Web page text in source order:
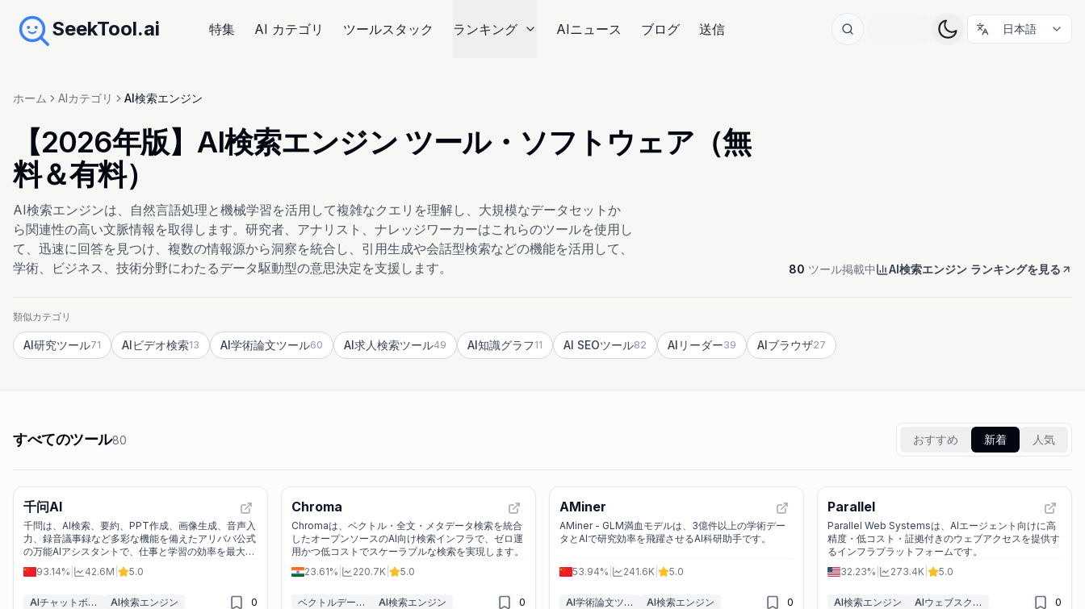
SeekTool.ai 特集 AI カテゴリ ツールスタック ランキング AIニュース ブログ 送信 日本語
ホーム AIカテゴリ AI検索エンジン
【2026年版】AI検索エンジン ツール・ソフトウェア（無
料＆有料）
AI検索エンジンは、自然言語処理と機械学習を活用して複雑なクエリを理解し、大規模なデータセットか
ら関連性の高い文脈情報を取得します。研究者、アナリスト、ナレッジワーカーはこれらのツールを使用し
て、迅速に回答を見つけ、複数の情報源から洞察を統合し、引用生成や会話型検索などの機能を活用して、
学術、ビジネス、技術分野にわたるデータ駆動型の意思決定を支援します。
80 ツール掲載中 AI検索エンジン ランキングを見る
類似カテゴリ
AI研究ツール71 AIビデオ検索13 AI学術論文ツール60 AI求人検索ツール49 AI知識グラフ11 AI SEOツール82 AIリーダー39 AIブラウザ27
すべてのツール80 おすすめ 新着 人気
千问AI
千問は、AI検索、要約、PPT作成、画像生成、音声入
力、録音議事録など多彩な機能を備えたアリババ公式
の万能AIアシスタントで、仕事と学習の効率を最大化
します。
93.14% 42.6M 5.0
AIチャットボット＆LLM AI検索エンジン 0
Chroma
Chromaは、ベクトル・全文・メタデータ検索を統合
したオープンソースのAI向け検索インフラで、ゼロ運
用かつ低コストでスケーラブルな検索を実現します。
23.61%
220.7K 5.0
ベクトルデータベース・RAG AI検索エンジン 0
AMiner
AMiner - GLM満血モデルは、3億件以上の学術デー
タとAIで研究効率を飛躍させるAI科研助手です。
53.94% 241.6K 5.0
AI学術論文ツール AI検索エンジン 0
Parallel
Parallel Web Systemsは、AIエージェント向けに高
精度・低コスト・証拠付きのウェブアクセスを提供す
るインフラプラットフォームです。
32.23%
273.4K 5.0
AI検索エンジン AIウェブスクレイパー 0